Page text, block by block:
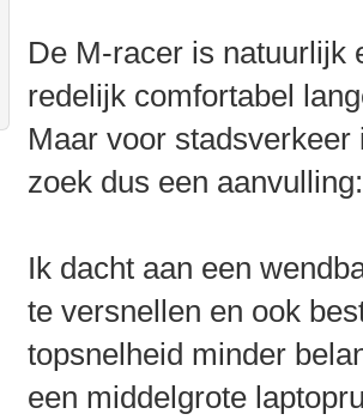
De M-racer is natuurlijk
redelijk comfortabel
Maar voor
zoek dus een aanvulling:
Ik dacht aan een
te versnellen en ook
topsnelheid minder
een middelgrote